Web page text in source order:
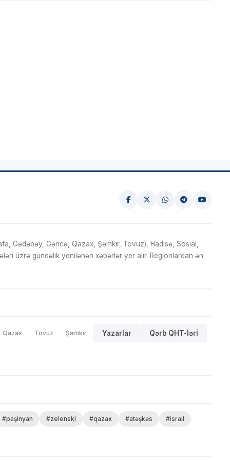
Gədəbəy, Gəncə, Qazax, Şəmkir, Tovuz), Hadisə, Sosial,
üzrə gündəlik yenilənən xəbərlər yer alır. Regionlardan ən
Qazax Tovuz Şəmkir Yazarlar Qərb QHT-lərİ
#paşinyan #zelenski #qazax #atəşkəs
#israil